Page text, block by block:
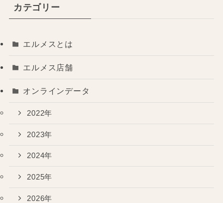
カテゴリー
エルメスとは
エルメス店舗
オンラインデータ
2022年
2023年
2024年
2025年
2026年